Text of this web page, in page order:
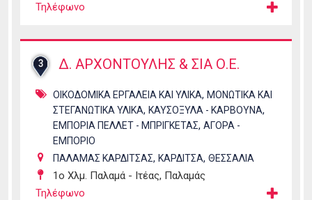
Τηλέφωνο
3 Δ. ΑΡΧΟΝΤΟΥΛΗΣ & ΣΙΑ Ο.Ε.
ΟΙΚΟΔΟΜΙΚΑ ΕΡΓΑΛΕΙΑ ΚΑΙ ΥΛΙΚΑ, ΜΟΝΩΤΙΚΑ ΚΑΙ
ΣΤΕΓΑΝΩΤΙΚΑ ΥΛΙΚΑ, ΚΑΥΣΟΞΥΛΑ - ΚΑΡΒΟΥΝΑ,
ΕΜΠΟΡΙΑ ΠΕΛΛΕΤ - ΜΠΡΙΓΚΕΤΑΣ, ΑΓΟΡΑ -
ΕΜΠΟΡΙΟ
ΠΑΛΑΜΑΣ ΚΑΡΔΙΤΣΑΣ, ΚΑΡΔΙΤΣΑ, ΘΕΣΣΑΛΙΑ
1ο Χλμ. Παλαμά - Iτέας, Παλαμάς
Τηλέφωνο